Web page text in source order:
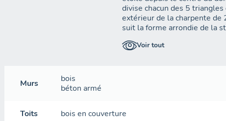
en maçonnerie de pierres
parties courantes à 1,05
La dalle de l´auditorium est
qui prend appuis sur un
en arc, s´élevant au-dessus
divise chacun des 5
extérieur de la charpente de
suit la forme arrondie de la
planches de mélèze clouées sur des chevrons. La salle
Voir tout
Murs
bois
béton armé
Toits bois en couverture